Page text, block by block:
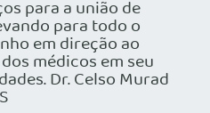
para a união de
para todo o
em direção ao
médicos em seu
Dr. Celso Murad